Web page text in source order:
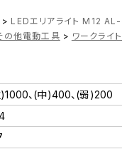
> LEDエリアライト M12
の他電動工具 > ワークライト
、(中)400、(弱)200